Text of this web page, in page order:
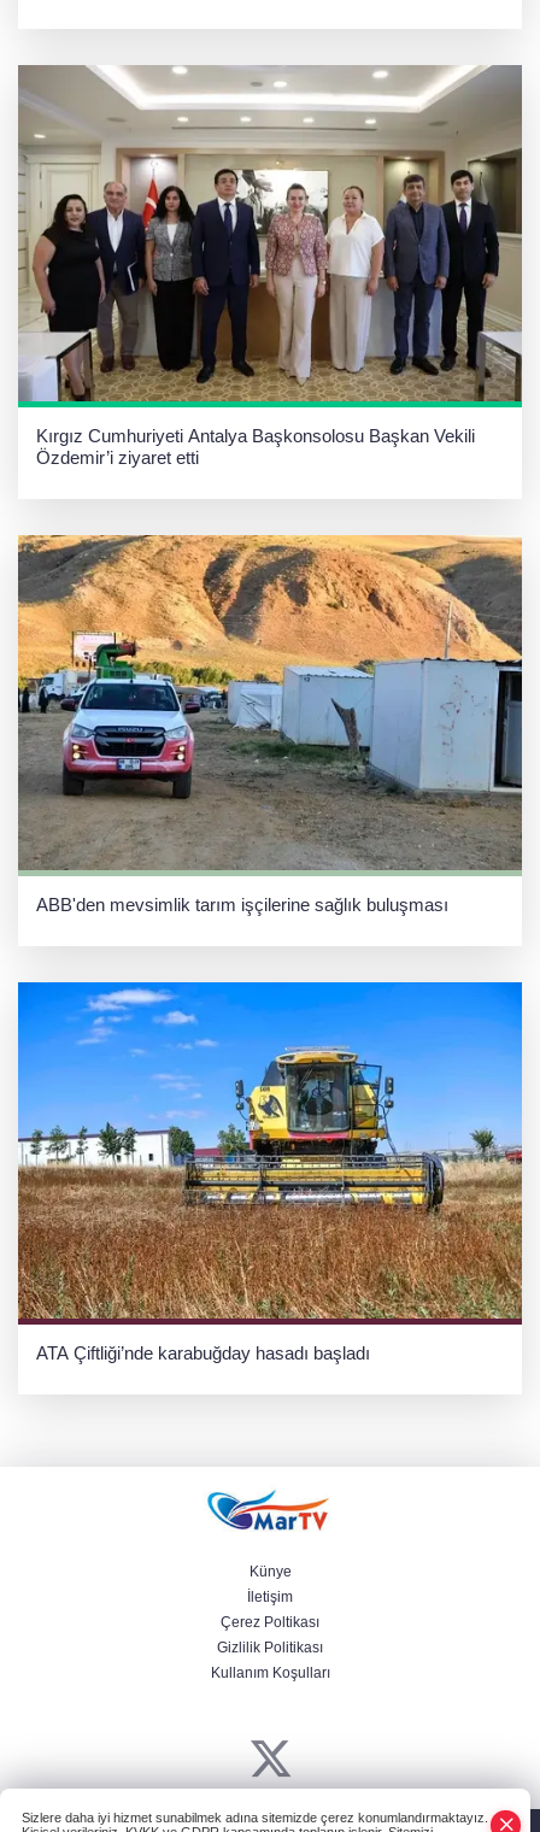
Kırgız Cumhuriyeti Antalya Başkonsolosu Başkan Vekili
Özdemir’i ziyaret etti
ABB'den mevsimlik tarım işçilerine sağlık buluşması
ATA Çiftliği’nde karabuğday hasadı başladı
Künye
İletişim
Çerez Poltikası
Gizlilik Politikası
Kullanım Koşulları
Powered byHABER YAZILIMI ve TURKTICARET.NET projesidir Copyright©
Sizlere daha iyi hizmet sunabilmek adına sitemizde çerez konumlandırmaktayız.